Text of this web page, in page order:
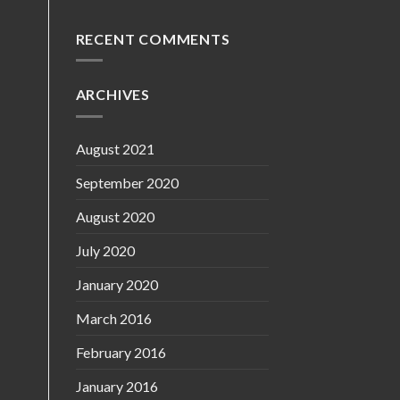
RECENT COMMENTS
ARCHIVES
August 2021
September 2020
August 2020
July 2020
January 2020
March 2016
February 2016
January 2016